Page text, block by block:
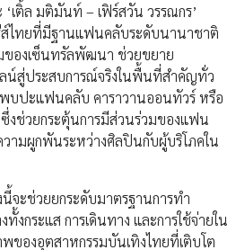
เติ้ล มติมันท์ – เฟิร์สวัน วรรณกร’
ส์ไทยที่มีฐานแฟนคลับระดับนานาชาติ
องเซ็นทรัลพัฒนา ช่วยขยาย
น์สู่ประสบการณ์จริงในพื้นที่สำคัญทั่ว
พบปะแฟนคลับ คาราวานออนทัวร์ หรือ
งช่วยกระตุ้นการมีส่วนร่วมของแฟน
วามผูกพันระหว่างศิลปินกับผู้บริโภคใน
นี้จะช่วยยกระดับมาตรฐานการทำ
งกระแส การเดินทาง และการใช้จ่ายใน
ของอุตสาหกรรมบันเทิงไทยที่เติบโต